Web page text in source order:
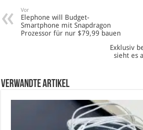
Vor
Elephone will Budget-
Smartphone mit Snapdragon
Prozessor für nur $79,99 bauen
Exklusiv
sieht es
verwandte Artikel